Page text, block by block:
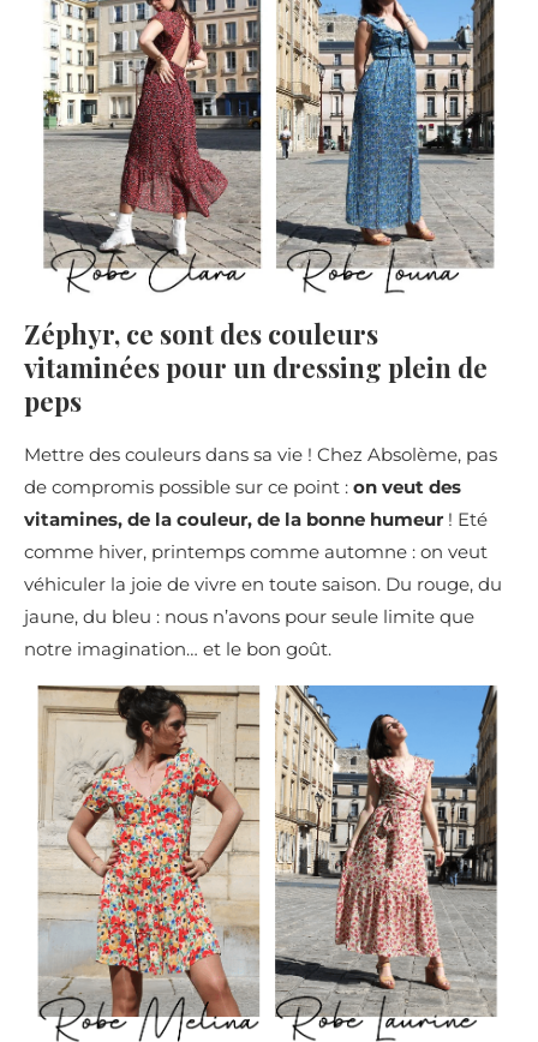
Zéphyr, ce sont des couleurs
vitaminées pour un dressing plein de
peps
Mettre des couleurs dans sa vie ! Chez Absolème, pas
de compromis possible sur ce point : on veut des
vitamines, de la couleur, de la bonne humeur ! Eté
comme hiver, printemps comme automne : on veut
véhiculer la joie de vivre en toute saison. Du rouge, du
jaune, du bleu : nous n’avons pour seule limite que
notre imagination… et le bon goût.